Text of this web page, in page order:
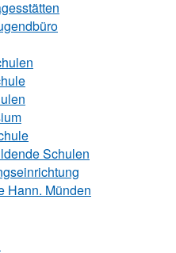
Schu‍len
Hann. Münden